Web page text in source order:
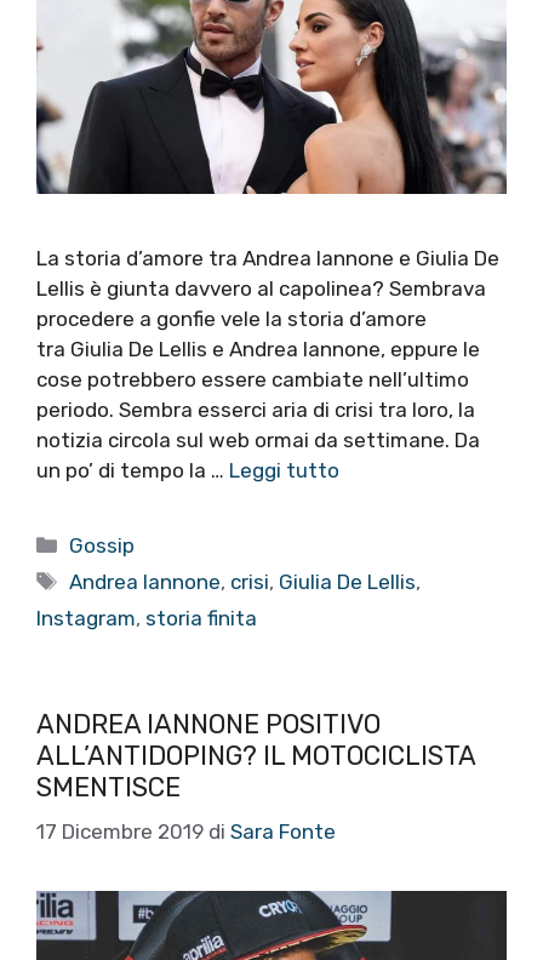
La storia d’amore tra Andrea Iannone e Giulia De
Lellis è giunta davvero al capolinea? Sembrava
procedere a gonfie vele la storia d’amore
tra Giulia De Lellis e Andrea Iannone, eppure le
cose potrebbero essere cambiate nell’ultimo
periodo. Sembra esserci aria di crisi tra loro, la
notizia circola sul web ormai da settimane. Da
un po’ di tempo la … Leggi tutto
Categorie
Gossip
Tag
Andrea Iannone, crisi, Giulia De Lellis,
Instagram, storia finita
ANDREA IANNONE POSITIVO
ALL’ANTIDOPING? IL MOTOCICLISTA
SMENTISCE
17 Dicembre 2019 di Sara Fonte